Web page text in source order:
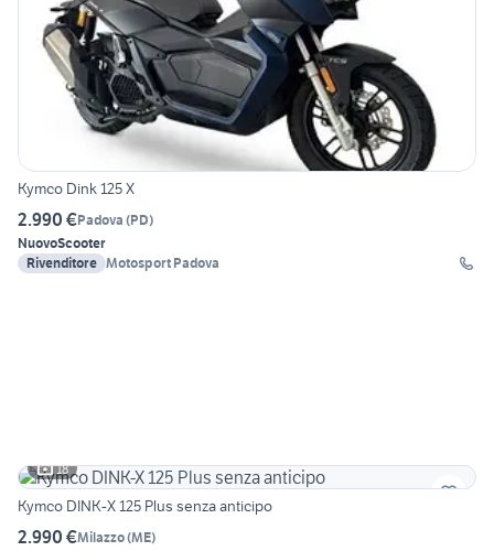
Kymco Dink 125 X
2.990 €Padova (PD)
NuovoScooter
Rivenditore Motosport Padova
18
Kymco DINK-X 125 Plus senza anticipo
2.990 €Milazzo(ME)